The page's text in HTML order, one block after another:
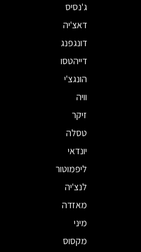
ג'נסיס
דאצ'יה
דונגפנג
דייהטסו
הונגצ'י
וויה
זיקר
טסלה
יונדאי
ליפמוטור
לנצ'יה
מאזדה
מיני
מקסוס